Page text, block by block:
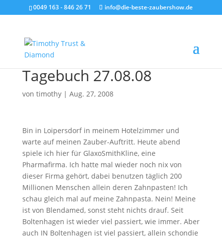
0049 163 - 846 26 71 info@die-beste-zaubershow.de
Tagebuch 27.08.08
von timothy| Aug. 27, 2008
Bin in Loipersdorf in meinem Hotelzimmer und
warte auf meinen Zauber-Auftritt. Heute abend
spiele ich hier für GlaxoSmithKline, eine
Pharmafirma. Ich hatte mal wieder noch nix von
dieser Firma gehört, dabei benutzen täglich 200
Millionen Menschen allein deren Zahnpasten! Ich
schau gleich mal auf meine Zahnpasta. Nein! Meine
ist von Blendamed, sonst steht nichts drauf. Seit
Boltenhagen ist wieder viel passiert, wie immer. Aber
auch IN Boltenhagen ist viel passiert, allein schondie